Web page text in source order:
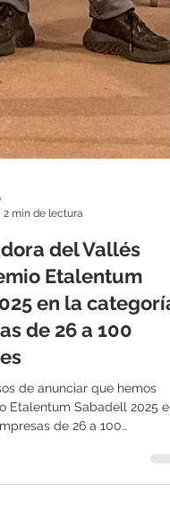
2 min de lectura
del Vallés
Etalentum
en la categoría
de 26 a 100
de anunciar que hemos
de 26 a 100